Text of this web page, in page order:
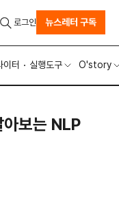
이터 실행도구 O'story
로그인 뉴스레터 구독
보는 NLP